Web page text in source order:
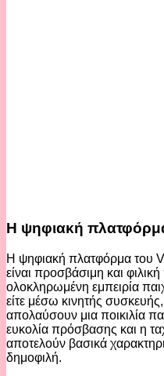
Η ψηφιακή
Η ψηφιακή πλατφόρμα του
είναι προσβάσιμη και
ολοκληρωμένη εμπειρία
είτε μέσω κινητής
απολαύσουν μια ποικιλία
ευκολία πρόσβασης και η
αποτελούν βασικά
δημοφιλή.